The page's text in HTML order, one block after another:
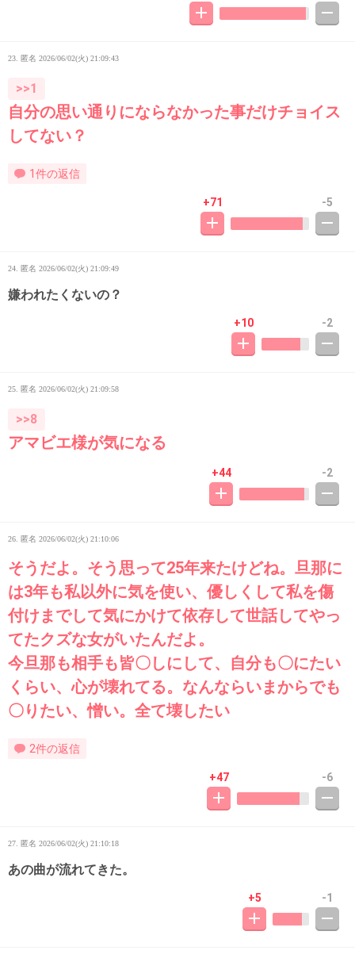
23. 匿名 2026/06/02(火) 21:09:43
>>1
自分の思い通りにならなかった事だけチョイス
してない？
1件の返信
+71 -5
24. 匿名 2026/06/02(火) 21:09:49
嫌われたくないの？
+10 -2
25. 匿名 2026/06/02(火) 21:09:58
>>8
アマビエ様が気になる
+44 -2
26. 匿名 2026/06/02(火) 21:10:06
そうだよ。そう思って25年来たけどね。旦那に
は3年も私以外に気を使い、優しくして私を傷
付けまでして気にかけて依存して世話してやっ
てたクズな女がいたんだよ。
今旦那も相手も皆〇しにして、自分も〇にたい
くらい、心が壊れてる。なんならいまからでも
〇りたい、憎い。全て壊したい
2件の返信
+47 -6
27. 匿名 2026/06/02(火) 21:10:18
あの曲が流れてきた。
+5 -1